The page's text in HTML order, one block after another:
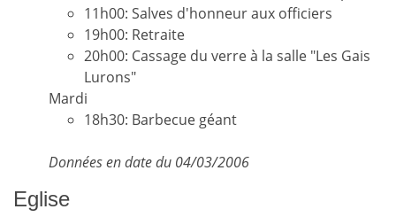
11h00: Salves d'honneur aux officiers
19h00: Retraite
20h00: Cassage du verre à la salle "Les Gais
Lurons"
Mardi
18h30: Barbecue géant
Données en date du 04/03/2006
Eglise